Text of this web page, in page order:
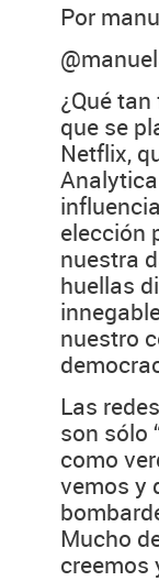
Por
¿Qué
que se
Netflix,
elección
nuestra
huellas
nuestro
Las
son sólo
como
vemos y
Mucho
creemos